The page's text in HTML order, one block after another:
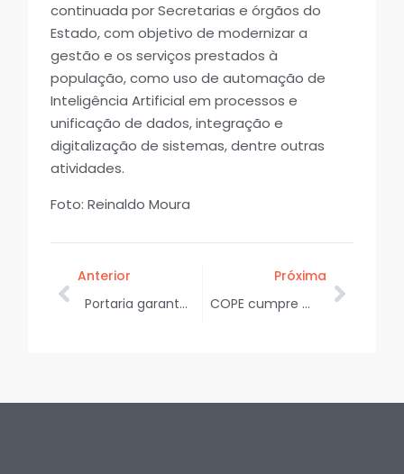
continuada por Secretarias e órgãos do
Estado, com objetivo de modernizar a
gestão e os serviços prestados à
população, como uso de automação de
Inteligência Artificial em processos e
unificação de dados, integração e
digitalização de sistemas, dentre outras
atividades.
Foto: Reinaldo Moura
Anterior
Portaria garante isenção de ICMS para óleo diesel de embarcações de pesca em Sergipe
Próxima
COPE cumpre mandado de prisão no litoral, apreende armas e dois homens morrem em confronto com a policia